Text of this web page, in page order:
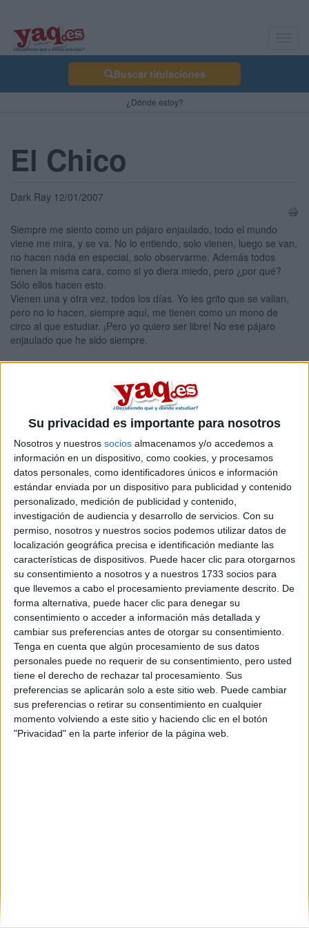
Su privacidad es importante para nosotros
Nosotros y nuestros socios almacenamos y/o accedemos a
información en un dispositivo, como cookies, y procesamos
datos personales, como identificadores únicos e información
estándar enviada por un dispositivo para publicidad y contenido
personalizado, medición de publicidad y contenido,
investigación de audiencia y desarrollo de servicios. Con su
permiso, nosotros y nuestros socios podemos utilizar datos de
localización geográfica precisa e identificación mediante las
características de dispositivos. Puede hacer clic para otorgarnos
su consentimiento a nosotros y a nuestros 1733 socios para
que llevemos a cabo el procesamiento previamente descrito. De
forma alternativa, puede hacer clic para denegar su
consentimiento o acceder a información más detallada y
cambiar sus preferencias antes de otorgar su consentimiento.
Tenga en cuenta que algún procesamiento de sus datos
personales puede no requerir de su consentimiento, pero usted
tiene el derecho de rechazar tal procesamiento. Sus
preferencias se aplicarán solo a este sitio web. Puede cambiar
sus preferencias o retirar su consentimiento en cualquier
momento volviendo a este sitio y haciendo clic en el botón
"Privacidad" en la parte inferior de la página web.
Buscar titulaciones
¿Dónde estoy?
El Chico
Dark Ray 12/01/2007
Siempre me siento como un pájaro enjaulado, todo el mundo
viene me mira, y se va. No lo entiendo, solo vienen, luego se van,
no hacen nada en especial, solo observarme. Además todos
tienen la misma cara, como si yo diera miedo, pero ¿por qué?
Sólo ellos hacen esto.
Vienen una y otra vez, todos los días. Yo les grito que se vallan,
pero no lo hacen, siempre aquí, me tienen como un mono de
circo al que estudiar. ¡Pero yo quiero ser libre! No ese pájaro
enjaulado que he sido siempre.
Hoy vuelen otra vez, pero, hoy hay un cambio. Un chico nuevo ha
venido. Al principio me he sorprendido, pero luego he visto que
hacía lo mismo que los demás, solo que más apartado. Y en un
momento, me ha parecido que sonreía.
Por segunda vez en un mismo día me he sorprendido. El chico de
antes ha vuelto, pero... esta vez solo. Me ha dicho que viene ha
hablar conmigo, pero... ¿de qué? ¿Qué puede tener alguien
como yo ha decir? Todo el día encerrado, sin nada que hacer,
siendo observado. Lo único que hago es leer, es lo único que le
da algo de sentido a esta vida tan aburrida que tengo.
Un ser pequeño como yo. Lo único que tiene que hacer en su
vida es... Bueno no se, tal vez... "Matar", si eso es lo que me dice
la conciencia y él, pero, ellos dicen otra cosa. "¿Por qué tenemos
que hacer lo que ellos digan?, solo somos tú y yo". Si eso me
encantaría, pero no puedo salir que aquí. "La próxima vez que
vengan te enseñaré el camino."
Él quiere enseñarme el camino, para salir de aquí y hacer lo que
yo quiera. "Es una propuesta interesante, pero... ¿podemos
confiar en él?". Creo que si, ahora calla, ya llegan.
¿Puedes adivinar que pasó después?
¿Ellos me molestaban, por qué tenía que dejarlos con vida?
Pobre chico, pudo llegar a ser alguien... Ahora solo es carroña
para los pájaros.